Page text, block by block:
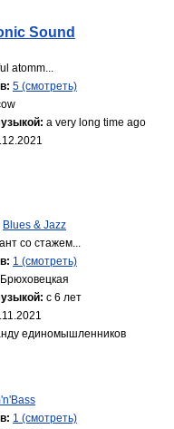
Sound
atomm...
5 (смотреть)
a very long time ago
Blues & Jazz
со стажем...
1 (смотреть)
с 6 лет
единомышленников
1 (смотреть)